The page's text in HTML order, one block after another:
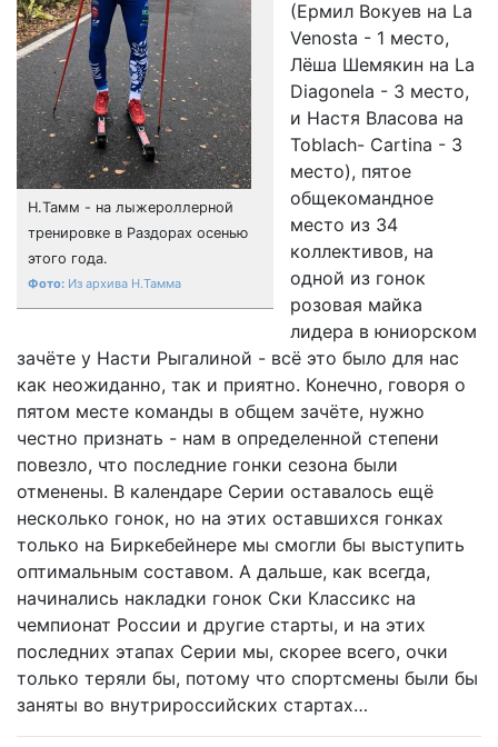
Н.Тамм - на лыжероллерной
тренировке в Раздорах осенью
этого года.
Из архива Н.Тамма
(Ермил Вокуев на La
Venosta - 1 место,
Лёша Шемякин на La
Diagonela - 3 место,
и Настя Власова на
Toblach- Cartina - 3
место), пятое
общекомандное
место из 34
коллективов, на
одной из гонок
розовая майка
лидера в юниорском
зачёте у Насти Рыгалиной - всё это было для нас
как неожиданно, так и приятно. Конечно, говоря о
пятом месте команды в общем зачёте, нужно
честно признать - нам в определенной степени
повезло, что последние гонки сезона были
отменены. В календаре Серии оставалось ещё
несколько гонок, но на этих оставшихся гонках
только на Биркебейнере мы смогли бы выступить
оптимальным составом. А дальше, как всегда,
начинались накладки гонок Ски Классикс на
чемпионат России и другие старты, и на этих
последних этапах Серии мы, скорее всего, очки
только теряли бы, потому что спортсмены были бы
заняты во внутрироссийских стартах…